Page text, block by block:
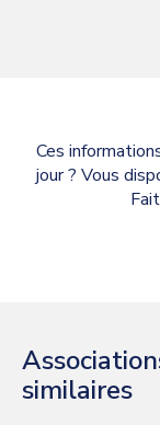
Ces
jour ? Vous
similaires